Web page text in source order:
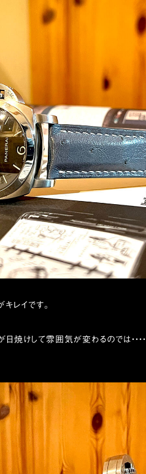
キレイです。
焼けして雰囲気が変わるのでは・・・・